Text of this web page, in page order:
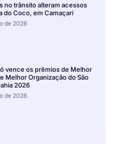
no trânsito alteram acessos
do Coco, em Camaçari
de 2026
vence os prêmios de Melhor
Melhor Organização do São
2026
de 2026